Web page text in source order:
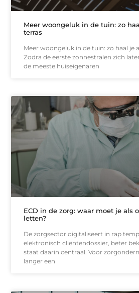
Meer woongeluk in de tuin: zo
terras
Meer woongeluk in de tuin: zo haal je
Zodra de eerste zonnestralen zich
de meeste huiseigenaren
ECD in de zorg: waar moet je als
letten?
De zorgsector digitaliseert in rap
elektronisch cliëntendossier, beter
staat daarin centraal. Voor
langer een